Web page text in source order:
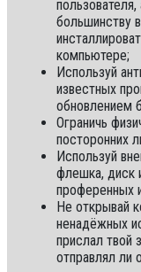
большинству
компьютере;
Используй
известных
обновлением
Ограничь
посторонних
Используй
флешка, диск
проференных
Не открывай
ненадёжных
прислал твой
отправлял ли